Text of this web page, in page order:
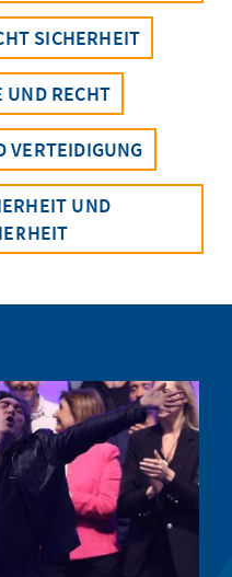
SICHERHEIT
UND RECHT
VERTEIDIGUNG
UND